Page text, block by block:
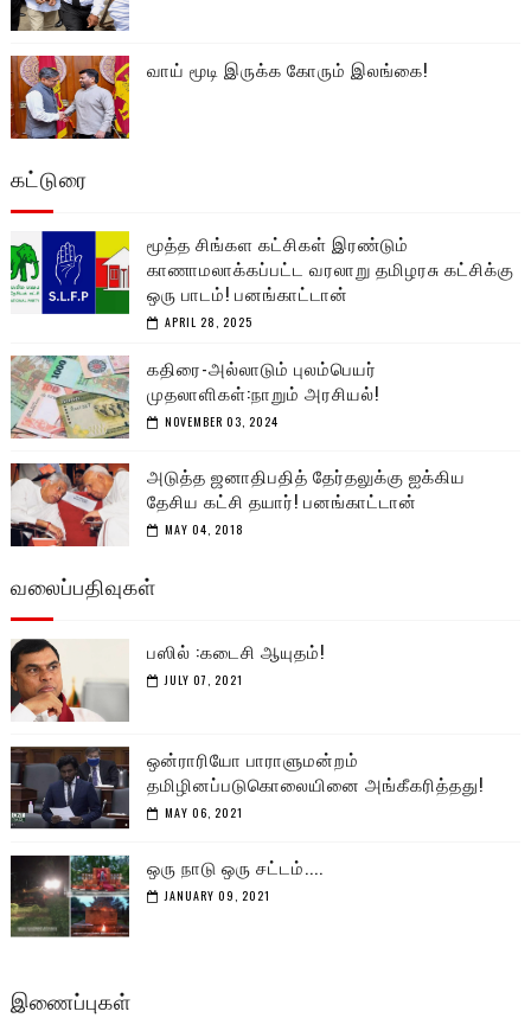
வாய் மூடி இருக்க கோரும் இலங்கை!
கட்டுரை
மூத்த சிங்கள கட்சிகள் இரண்டும்
காணாமலாக்கப்பட்ட வரலாறு தமிழரசு கட்சிக்கு
ஒரு பாடம்! பனங்காட்டான்
APRIL 28, 2025
கதிரை-அல்லாடும் புலம்பெயர்
முதலாளிகள்:நாறும் அரசியல்!
NOVEMBER 03, 2024
அடுத்த ஜனாதிபதித் தேர்தலுக்கு ஐக்கிய
தேசிய கட்சி தயார்! பனங்காட்டான்
MAY 04, 2018
வலைப்பதிவுகள்
பஸில் :கடைசி ஆயுதம்!
JULY 07, 2021
ஒன்ராரியோ பாராளுமன்றம்
தமிழினப்படுகொலையினை அங்கீகரித்தது!
MAY 06, 2021
ஒரு நாடு ஒரு சட்டம்....
JANUARY 09, 2021
இணைப்புகள்